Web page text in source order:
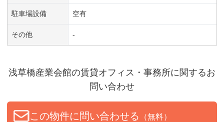
駐車場設備 空有
その他 -
浅草橋産業会館の賃貸オフィス・事務所に関するお
問い合わせ
この物件に問い合わせる （無料）